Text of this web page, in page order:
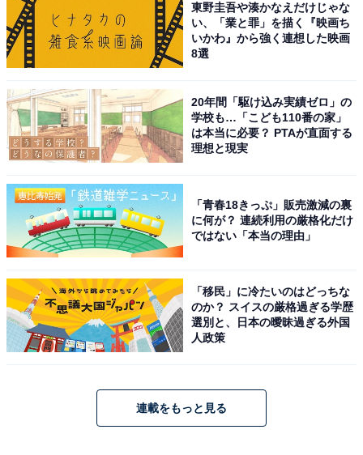
東野圭吾や湊かなえだけじゃな
い、「業と罪」を描く『映画ち
いかわ』から強く連想した映画
8選
20年間「駆け込み実績ゼロ」の
学校も…「こども110番の家」
は本当に必要？ PTAが直面する
理想と現実
「青春18きっぷ」販売激減の裏
に何が？ 連続利用の厳格化だけ
ではない「本当の理由」
「移民」に冷たいのはどっちな
のか？ スイスの厳格過ぎる学歴
選別と、日本の曖昧過ぎる外国
人政策
連載をもっと見る